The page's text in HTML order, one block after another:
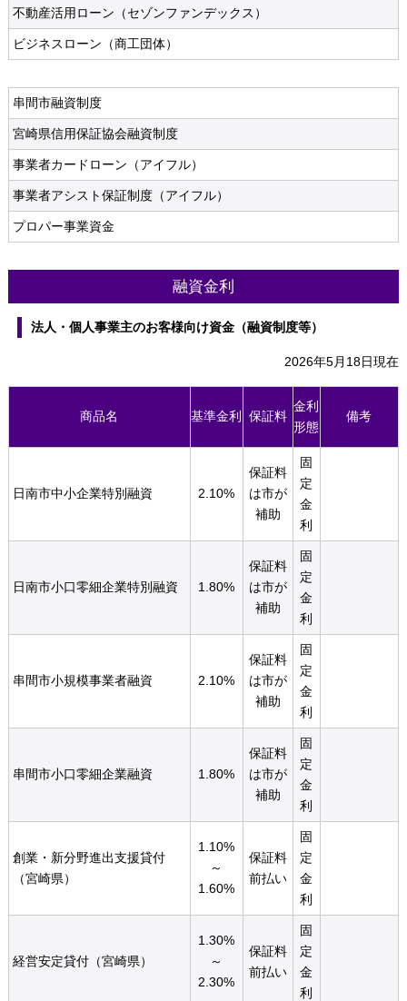
不動産活用ローン（セゾンファンデックス）
ビジネスローン（商工団体）
串間市融資制度
宮崎県信用保証協会融資制度
事業者カードローン（アイフル）
事業者アシスト保証制度（アイフル）
プロパー事業資金
融資金利
法人・個人事業主のお客様向け資金（融資制度等）
2026年5月18日現在
商品名 基準金利 保証料
金利
形態
備考
日南市中小企業特別融資 2.10%
保証料
は市が
補助
固
定
金
利
日南市小口零細企業特別融資 1.80%
保証料
は市が
補助
固
定
金
利
串間市小規模事業者融資 2.10%
保証料
は市が
補助
固
定
金
利
串間市小口零細企業融資 1.80%
保証料
は市が
補助
固
定
金
利
創業・新分野進出支援貸付
（宮崎県）
1.10%
～
1.60%
保証料
前払い
固
定
金
利
経営安定貸付（宮崎県）
1.30%
～
2.30%
保証料
前払い
固
定
金
利